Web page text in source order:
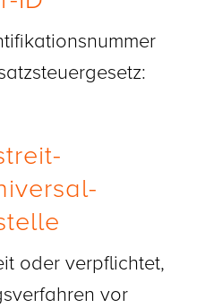
oder verpflichtet,
vor